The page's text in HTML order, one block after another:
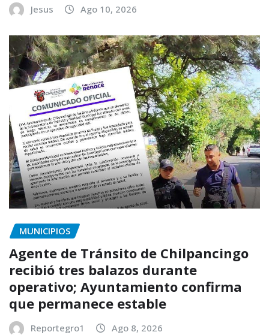
Jesus Ago 10, 2026
MUNICIPIOS
Agente de Tránsito de Chilpancingo
recibió tres balazos durante
operativo; Ayuntamiento confirma
que permanece estable
Reportegro1 Ago 8, 2026